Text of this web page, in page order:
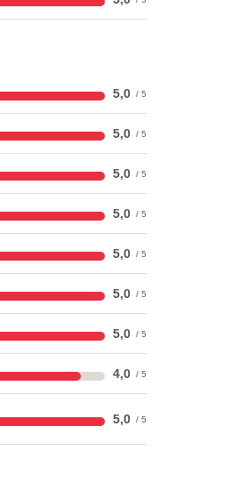
5,0
5,0
5,0
5,0
5,0
5,0
5,0
4,0
5,0